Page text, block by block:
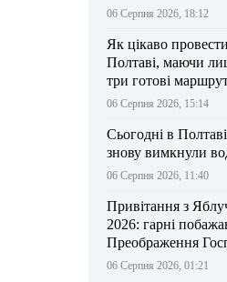
результатом
06 Серпня 2026, 18:12
Як цікаво
Полтаві, маючи
три готові
06 Серпня 2026, 15:14
Сьогодні в
знову вимкнули
06 Серпня 2026, 11:40
Привітання з
2026: гарні
Преображення
06 Серпня 2026, 01:21